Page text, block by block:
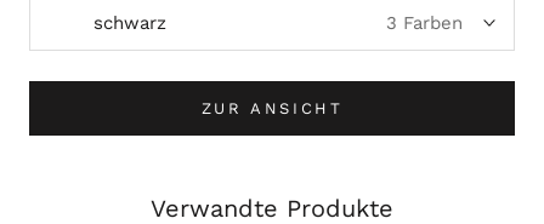
schwarz 3 Farben
ZUR ANSICHT
Verwandte Produkte